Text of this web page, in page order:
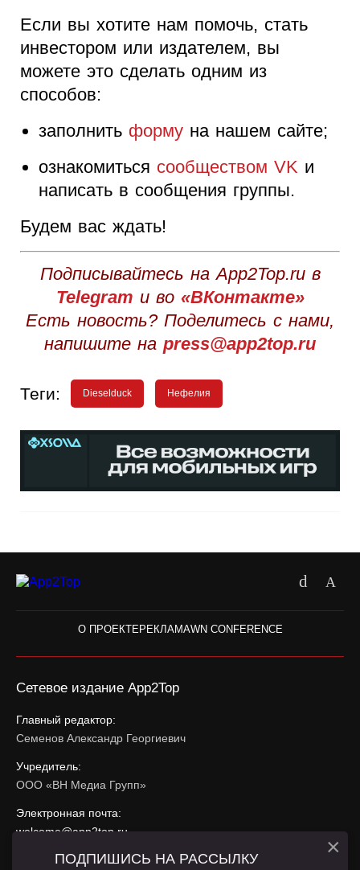
Если вы хотите нам помочь, стать
инвестором или издателем, вы
можете это сделать одним из
способов:
заполнить формуна нашем сайте;
ознакомиться сообществом VK и
написать в сообщения группы.
Будем вас ждать!
Подписывайтесь на App2Top.ru в
Telegram и во «ВКонтакте»
Есть новость? Поделитесь с нами,
напишите на press@app2top.ru
Теги: Dieselduck Нефелия
О ПРОЕКТЕРЕКЛАМАWN CONFERENCE
Сетевое издание App2Top
Главный редактор:
Семенов Александр Георгиевич
Учредитель:
ООО «ВН Медиа Групп»
Электронная почта:
welcome@app2top.ru
ПОДПИШИСЬ НА РАССЫЛКУ ×